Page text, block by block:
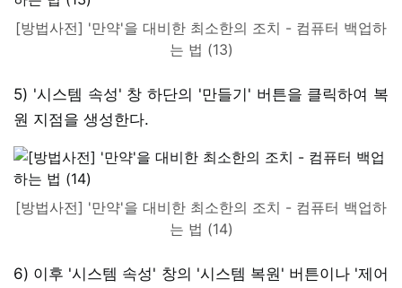
[방법사전] '만약'을 대비한 최소한의 조치 - 컴퓨터 백업하
는 법 (13)
5) '시스템 속성' 창 하단의 '만들기' 버튼을 클릭하여 복
원 지점을 생성한다.
[방법사전] '만약'을 대비한 최소한의 조치 - 컴퓨터 백업하
는 법 (14)
6) 이후 '시스템 속성' 창의 '시스템 복원' 버튼이나 '제어